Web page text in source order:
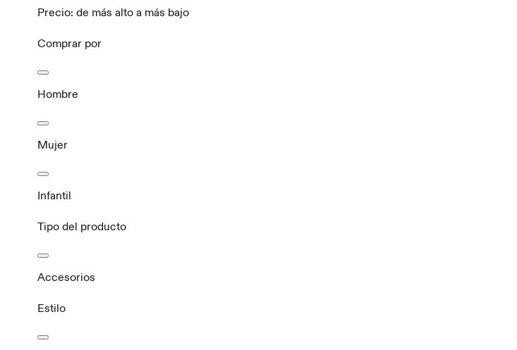
Precio: de más alto a más bajo
Comprar por
Hombre
Mujer
Infantil
Tipo del producto
Accesorios
Estilo